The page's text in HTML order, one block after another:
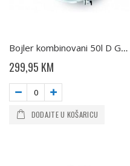
Bojler kombinovani 50l D GCVS504420B11 TSR TESY
299,95 KM
DODAJTE U KOŠARICU